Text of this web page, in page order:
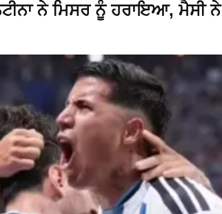
ਨੇ ਮਿਸਰ ਨੂੰ ਹਰਾਇਆ, ਮੈਸੀ ਨੇ